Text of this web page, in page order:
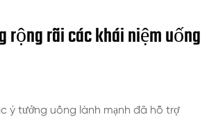
rộng rãi các khái niệm uống
ý tưởng uống lành mạnh đã hỗ trợ